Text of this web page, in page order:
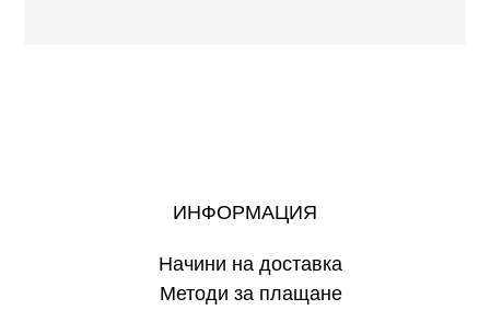
ИНФОРМАЦИЯ
Начини на доставка
Методи за плащане